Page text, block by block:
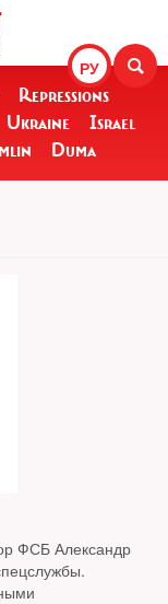
РУ
Repressions
Ukraine
Israel
Duma
ФСБ Александр